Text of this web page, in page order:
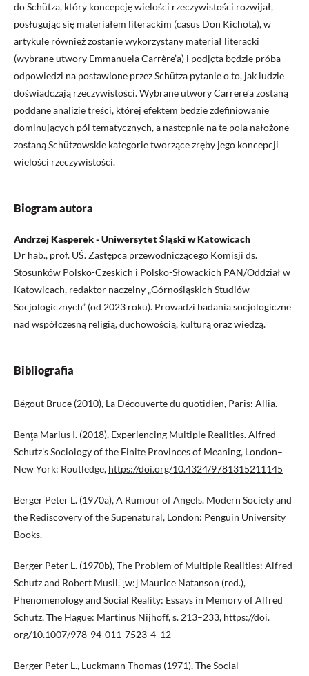
do Schütza, który koncepcję wielości rzeczywistości rozwijał,
posługując się materiałem literackim (casus Don Kichota), w
artykule również zostanie wykorzystany materiał literacki
(wybrane utwory Emmanuela Carrère’a) i podjęta będzie próba
odpowiedzi na postawione przez Schütza pytanie o to, jak ludzie
doświadczają rzeczywistości. Wybrane utwory Carrere’a zostaną
poddane analizie treści, której efektem będzie zdefiniowanie
dominujących pól tematycznych, a następnie na te pola nałożone
zostaną Schützowskie kategorie tworzące zręby jego koncepcji
wielości rzeczywistości.
Biogram autora
Andrzej Kasperek - Uniwersytet Śląski w Katowicach
Dr hab., prof. UŚ. Zastępca przewodniczącego Komisji ds.
Stosunków Polsko-Czeskich i Polsko-Słowackich PAN/Oddział w
Katowicach, redaktor naczelny „Górnośląskich Studiów
Socjologicznych” (od 2023 roku). Prowadzi badania socjologiczne
nad współczesną religią, duchowością, kulturą oraz wiedzą.
Bibliografia
Bégout Bruce (2010), La Découverte du quotidien, Paris: Allia.
Benţa Marius I. (2018), Experiencing Multiple Realities. Alfred
Schutz’s Sociology of the Finite Provinces of Meaning, London–
New York: Routledge, https://doi.org/10.4324/9781315211145
Berger Peter L. (1970a), A Rumour of Angels. Modern Society and
the Rediscovery of the Supenatural, London: Penguin University
Books.
Berger Peter L. (1970b), The Problem of Multiple Realities: Alfred
Schutz and Robert Musil, [w:] Maurice Natanson (red.),
Phenomenology and Social Reality: Essays in Memory of Alfred
Schutz, The Hague: Martinus Nijhoff, s. 213–233, https://doi.
org/10.1007/978-94-011-7523-4_12
Berger Peter L., Luckmann Thomas (1971), The Social